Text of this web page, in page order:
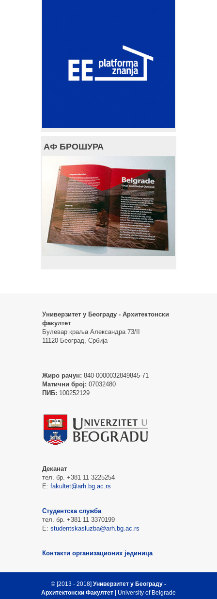
АФ БРОШУРА
Универзитет у Београду - Архитектонски
факултет
Булевар краља Александра 73/II
11120 Београд, Србија
Жиро рачун: 840-0000032849845-71
Матични број: 07032480
ПИБ: 100252129
Деканат
тел. бр. +381 11 3225254
Е: fakultet@arh.bg.ac.rs
Студентска служба
тел. бр. +381 11 3370199
Е: studentskasluzba@arh.bg.ac.rs
Контакти организационих јединица
© [2013 - 2018] Универзитет у Београду -
Архитектонски Факултет | University of Belgrade